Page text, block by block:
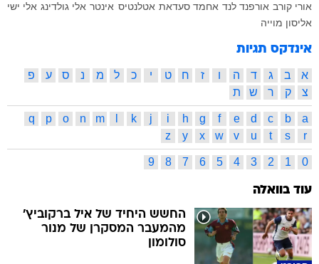
אורי קורב אורפנד לנד אחמד סעדאת אטלנטיס אינטר אלי גולדינג אלי ישי
אליסון מוייה
אינדקס תגיות
א ב ג ד ה ו ז ח ט י כ ל מ נ ס ע
פ
צ
ק ר ש ת
a
b
c
d
e
f
g
h
i
j
k
m
n
o
p
q
r
s
t
u
v
w
x
y
z
0
1
2
3
4
5
6
7
8
9
עוד בוואלה
החשש היחיד של איל ברקוביץ'
מהמעבר המסקרן של מנור
סולומון